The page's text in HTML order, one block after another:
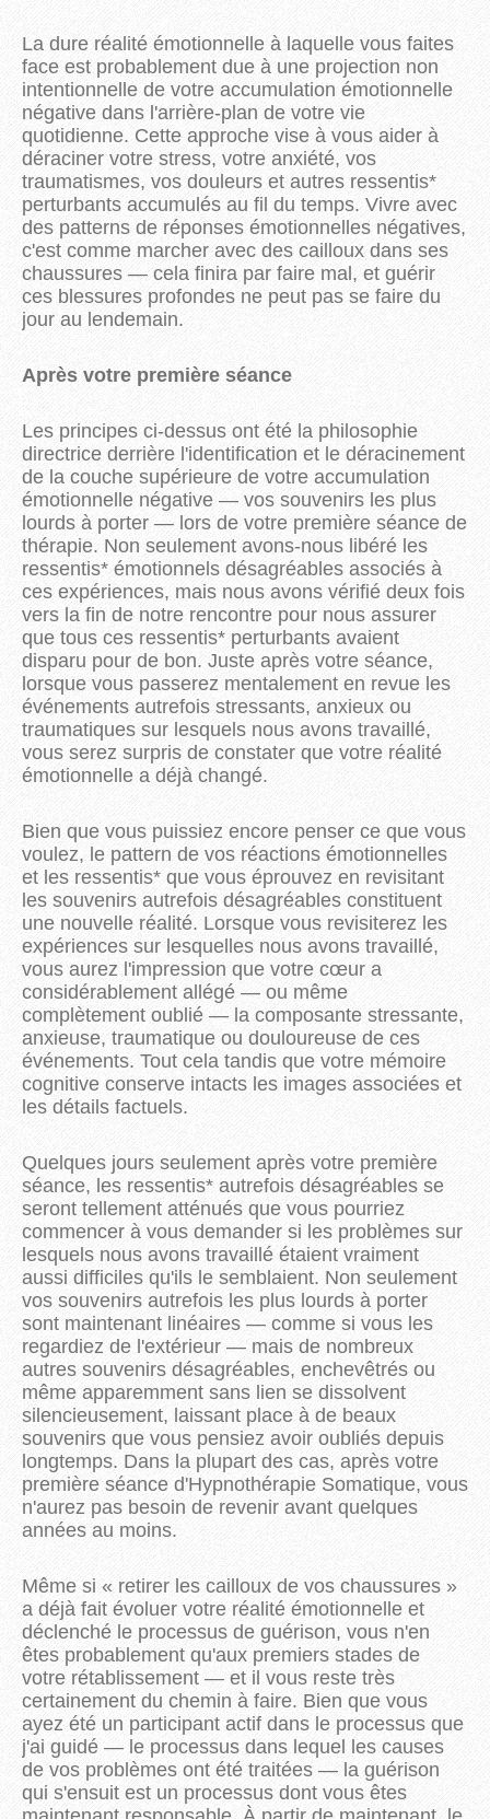
La dure réalité émotionnelle à laquelle vous faites
face est probablement due à une projection non
intentionnelle de votre accumulation émotionnelle
négative dans l'arrière-plan de votre vie
quotidienne. Cette approche vise à vous aider à
déraciner votre stress, votre anxiété, vos
traumatismes, vos douleurs et autres ressentis*
perturbants accumulés au fil du temps. Vivre avec
des patterns de réponses émotionnelles négatives,
c'est comme marcher avec des cailloux dans ses
chaussures — cela finira par faire mal, et guérir
ces blessures profondes ne peut pas se faire du
jour au lendemain.
Après votre première séance
Les principes ci-dessus ont été la philosophie
directrice derrière l'identification et le déracinement
de la couche supérieure de votre accumulation
émotionnelle négative — vos souvenirs les plus
lourds à porter — lors de votre première séance de
thérapie. Non seulement avons-nous libéré les
ressentis* émotionnels désagréables associés à
ces expériences, mais nous avons vérifié deux fois
vers la fin de notre rencontre pour nous assurer
que tous ces ressentis* perturbants avaient
disparu pour de bon. Juste après votre séance,
lorsque vous passerez mentalement en revue les
événements autrefois stressants, anxieux ou
traumatiques sur lesquels nous avons travaillé,
vous serez surpris de constater que votre réalité
émotionnelle a déjà changé.
Bien que vous puissiez encore penser ce que vous
voulez, le pattern de vos réactions émotionnelles
et les ressentis* que vous éprouvez en revisitant
les souvenirs autrefois désagréables constituent
une nouvelle réalité. Lorsque vous revisiterez les
expériences sur lesquelles nous avons travaillé,
vous aurez l'impression que votre cœur a
considérablement allégé — ou même
complètement oublié — la composante stressante,
anxieuse, traumatique ou douloureuse de ces
événements. Tout cela tandis que votre mémoire
cognitive conserve intacts les images associées et
les détails factuels.
Quelques jours seulement après votre première
séance, les ressentis* autrefois désagréables se
seront tellement atténués que vous pourriez
commencer à vous demander si les problèmes sur
lesquels nous avons travaillé étaient vraiment
aussi difficiles qu'ils le semblaient. Non seulement
vos souvenirs autrefois les plus lourds à porter
sont maintenant linéaires — comme si vous les
regardiez de l'extérieur — mais de nombreux
autres souvenirs désagréables, enchevêtrés ou
même apparemment sans lien se dissolvent
silencieusement, laissant place à de beaux
souvenirs que vous pensiez avoir oubliés depuis
longtemps. Dans la plupart des cas, après votre
première séance d'Hypnothérapie Somatique, vous
n'aurez pas besoin de revenir avant quelques
années au moins.
Même si « retirer les cailloux de vos chaussures »
a déjà fait évoluer votre réalité émotionnelle et
déclenché le processus de guérison, vous n'en
êtes probablement qu'aux premiers stades de
votre rétablissement — et il vous reste très
certainement du chemin à faire. Bien que vous
ayez été un participant actif dans le processus que
j'ai guidé — le processus dans lequel les causes
de vos problèmes ont été traitées — la guérison
qui s'ensuit est un processus dont vous êtes